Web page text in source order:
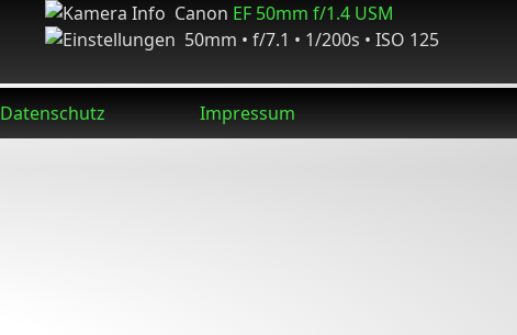
Canon EF 50mm f/1.4 USM
50mm • f/7.1 • 1/200s • ISO 125
Datenschutz Impressum